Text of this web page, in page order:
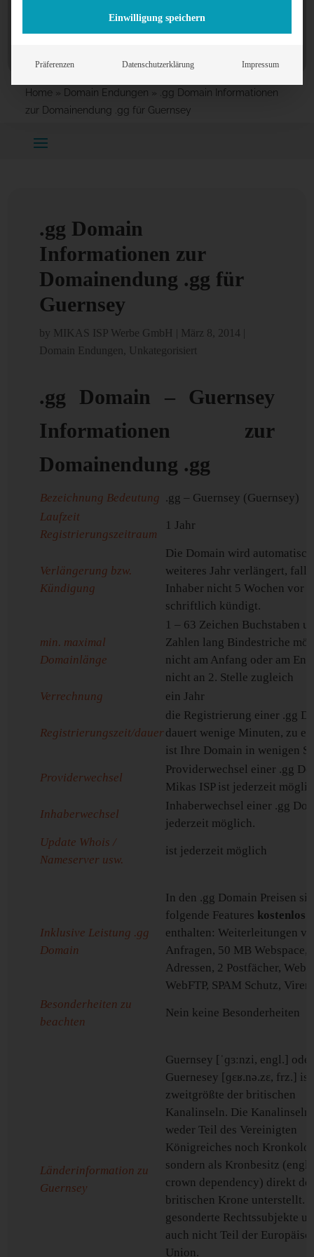
Home » Domain Endungen » .gg Domain Informationen
zur Domainendung .gg für Guernsey
.gg Domain
Informationen zur
Domainendung .gg für
Guernsey
by MIKAS ISP Werbe GmbH März 8, 2014
Domain Endungen, Unkategorisiert
.gg Domain – Guernsey
Informationen zur
Domainendung .gg
Bezeichnung Bedeutung .gg – Guernsey (Guernsey)
Laufzeit
Registrierungszeitraum
1 Jahr
Verlängerung bzw.
Kündigung
Die Domain wird
weiteres Jahr verlängert,
Inhaber nicht 5 Wochen vor
schriftlich kündigt.
min. maximal
Domainlänge
1 – 63 Zeichen Buchstaben
Zahlen lang Bindestriche
nicht am Anfang oder am
nicht an 2. Stelle zugleich
Verrechnung
ein Jahr
Registrierungszeit/dauer
die Registrierung einer .gg
dauert wenige Minuten, zu
ist Ihre Domain in wenigen
Providerwechsel
Providerwechsel einer .gg
Mikas ISP ist jederzeit
Inhaberwechsel
Inhaberwechsel einer .gg
jederzeit möglich.
Update Whois /
Nameserver usw.
ist jederzeit möglich
Inklusive Leistung .gg
Domain
In den .gg Domain Preisen
folgende Features kostenlos
enthalten: Weiterleitungen
Anfragen, 50 MB Webspace,
Adressen, 2 Postfächer,
WebFTP, SPAM Schutz,
Besonderheiten zu
beachten
Nein keine Besonderheiten
Länderinformation zu
Guernsey
Guernsey [ˈɡɜːnzi, engl.] oder
Guernesey [ɡɛʁ.nə.zɛ, frz.]
zweitgrößte der britischen
Kanalinseln. Die Kanalinseln
weder Teil des Vereinigten
Königreiches noch
sondern als Kronbesitz
crown dependency) direkt
britischen Krone unterstellt.
gesonderte Rechtssubjekte
auch nicht Teil der
Union.
Einwilligung speichern
Präferenzen Datenschutzerklärung Impressum